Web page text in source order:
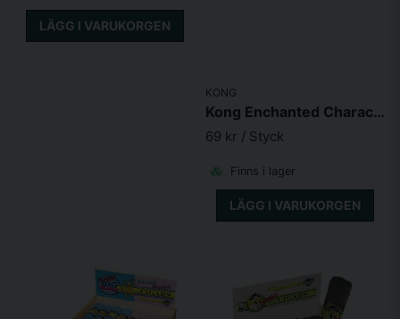
LÄGG I VARUKORGEN
KONG
Kong Enchanted Characters Assorted
69 kr / Styck
Finns i lager
LÄGG I VARUKORGEN